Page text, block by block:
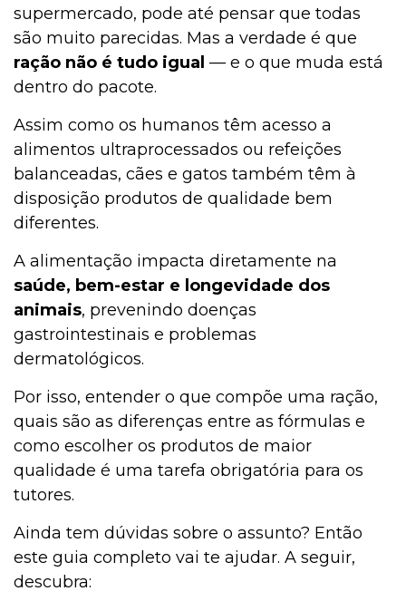
supermercado, pode até pensar que todas
são muito parecidas. Mas a verdade é que
ração não é tudo igual — e o que muda está
dentro do pacote.
Assim como os humanos têm acesso a
alimentos ultraprocessados ou refeições
balanceadas, cães e gatos também têm à
disposição produtos de qualidade bem
diferentes.
A alimentação impacta diretamente na
saúde, bem-estar e longevidade dos
animais, prevenindo doenças
gastrointestinais e problemas
dermatológicos.
Por isso, entender o que compõe uma ração,
quais são as diferenças entre as fórmulas e
como escolher os produtos de maior
qualidade é uma tarefa obrigatória para os
tutores.
Ainda tem dúvidas sobre o assunto? Então
este guia completo vai te ajudar. A seguir,
descubra: